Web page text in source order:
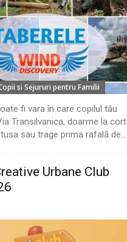
si Sejururi pentru Familii
fi vara în care copilul tău
Transilvanica, doarme la cort
sau trage prima rafală de...
Urbane Club